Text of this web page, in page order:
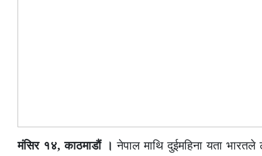
मंसिर १४, काठमाडौं । नेपाल माथि दुईमहिना यता